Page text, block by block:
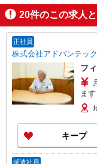
20件のこの求人
正社員
株式会社アドバンテック
フ
ます）
は
く
いた
キープ
派遣社員